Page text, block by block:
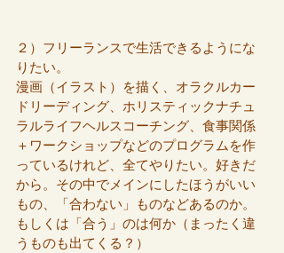
２）フリーランスで生活できるようにな
りたい。
漫画（イラスト）を描く、オラクルカー
ドリーディング、ホリスティックナチュ
ラルライフヘルスコーチング、食事関係
＋ワークショップなどのプログラムを作
っているけれど、全てやりたい。好きだ
から。その中でメインにしたほうがいい
もの、「合わない」ものなどあるのか。
もしくは「合う」のは何か（まったく違
うものも出てくる？）